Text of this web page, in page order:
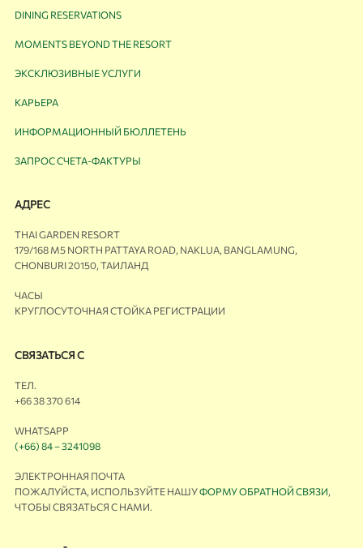
DINING RESERVATIONS
MOMENTS BEYOND THE RESORT
ЭКСКЛЮЗИВНЫЕ УСЛУГИ
КАРЬЕРА
ИНФОРМАЦИОННЫЙ БЮЛЛЕТЕНЬ
ЗАПРОС СЧЕТА-ФАКТУРЫ
АДРЕС
THAI GARDEN RESORT
179/168 M5 NORTH PATTAYA ROAD, NAKLUA, BANGLAMUNG,
CHONBURI 20150, ТАИЛАНД
ЧАСЫ
КРУГЛОСУТОЧНАЯ СТОЙКА РЕГИСТРАЦИИ
СВЯЗАТЬСЯ С
ТЕЛ.
+66 38 370 614
WHATSAPP
(+66) 84 – 3241098
ЭЛЕКТРОННАЯ ПОЧТА
ПОЖАЛУЙСТА, ИСПОЛЬЗУЙТЕ НАШУФОРМУ ОБРАТНОЙ СВЯЗИ,
ЧТОБЫ СВЯЗАТЬСЯ С НАМИ.